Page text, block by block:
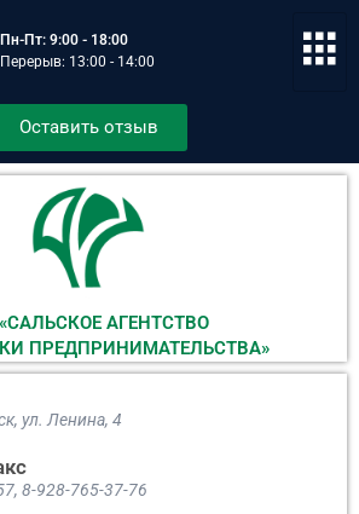
Пн-Пт: 9:00 - 18:00
Перерыв: 13:00 - 14:00
Оставить отзыв
АГЕНТСТВО
ПРЕДПРИНИМАТЕЛЬСТВА»
ул. Ленина, 4​
8-928-765-37-76